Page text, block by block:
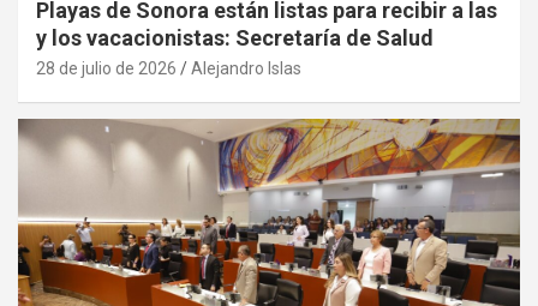
Playas de Sonora están listas para recibir a las
y los vacacionistas: Secretaría de Salud
28 de julio de 2026 Alejandro Islas